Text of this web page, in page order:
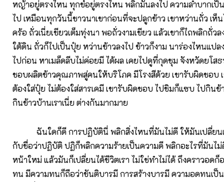
หญ้าอยู่ตรงไหน ทุกข์อยู่ตรงไหน พลิกมันลงไป ความลำบากเป็
ไป เหมือนทุกวันนี้ชาวนาเขาก่อนที่จะปลูกข้าว เขาหว่านถั่ว เห็
คร้อ ถั่วเนี่ยเขียวเต็มทุ่งนา พอถั่วงามเขียว แล้วเขาก็ไถพลิกถั่ว
ใต้ดิน ถั่วก็ไปเป็นปุ๋ย หว่านข้าวลงไป ข้าวก็งาม นาร่องไหนแป
ไปก่อน หาเมล็ดลีบไม่ค่อยมี ได้ผล เคยไปดูที่กุดชุม จังหวัดยโส
ชอบผลิตข้าวคุณภาพสู่คนให้บริโภค มีโรงสีด้วย เขารับผิดชอบ
ต้องใส่ปุ๋ย ไม่ต้องใส่สารเคมี เขารับผิดชอบ ไปชิมก็แซบ ไปกิน
กินข้าวบ้านเราเนี่ย ต่างกันมากมาย
ฉันใดก็ดี การปฏิบัตินี่ พลิกสิ่งไหนที่มันไม่ดี ให้มันเปลี่ยน
กับชื่อว่าปฏิบัติ ปฏิก็พลิกความร้ายเป็นความดี พลิกอะไรที่มันไม่
หน้าใหม่ แล้วมันก็เปลี่ยนได้ชีวิตเรา ไม่ใช่ทำไม่ได้ ถึงคราวอด
ทน มีความทนก็ถือว่าขันติบารมี การสร้างบารมี ความอดทนเป็น